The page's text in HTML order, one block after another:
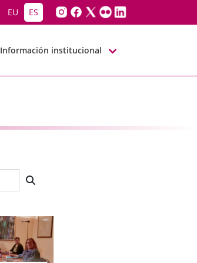
EU ES
Información institucional